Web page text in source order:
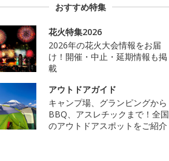
おすすめ特集
花火特集2026
2026年の花火大会情報をお届
け！開催・中止・延期情報も掲
載
アウトドアガイド
キャンプ場、グランピングから
BBQ、アスレチックまで！全国
のアウトドアスポットをご紹介